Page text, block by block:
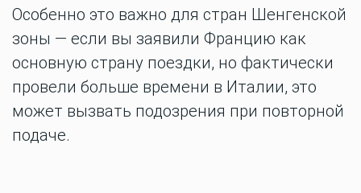
Особенно это важно для стран Шенгенской
зоны — если вы заявили Францию как
основную страну поездки, но фактически
провели больше времени в Италии, это
может вызвать подозрения при повторной
подаче.